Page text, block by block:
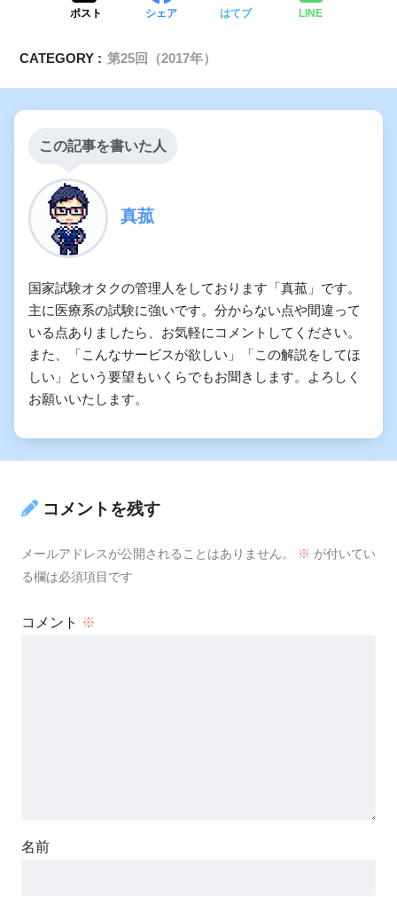
ポスト シェア はてブ LINE
CATEGORY : 第25回（2017年）
この記事を書いた人
真菰
国家試験オタクの管理人をしております「真菰」です。
主に医療系の試験に強いです。分からない点や間違って
いる点ありましたら、お気軽にコメントしてください。
また、「こんなサービスが欲しい」「この解説をしてほ
しい」という要望もいくらでもお聞きします。よろしく
お願いいたします。
コメントを残す
メールアドレスが公開されることはありません。 ※ が付いてい
る欄は必須項目です
コメント ※
名前